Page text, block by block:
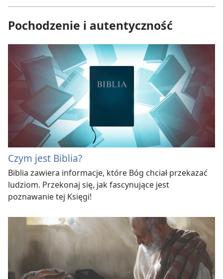
Pochodzenie i autentyczność
Czym jest Biblia?
Biblia zawiera informacje, które Bóg chciał przekazać
ludziom. Przekonaj się, jak fascynujące jest
poznawanie tej Księgi!